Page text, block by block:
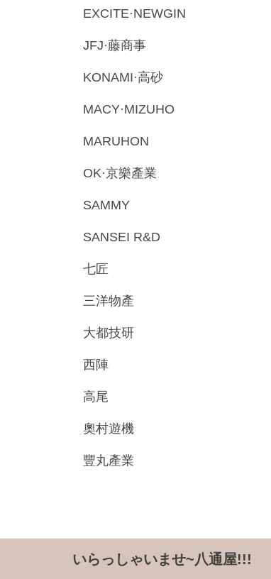
EXCITE·NEWGIN
JFJ·藤商事
KONAMI·高砂
MACY·MIZUHO
MARUHON
OK·京樂產業
SAMMY
SANSEI R&D
七匠
三洋物產
大都技研
西陣
高尾
奧村遊機
豐丸產業
いらっしゃいませ~八通屋!!!